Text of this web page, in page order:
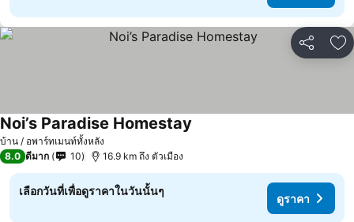
แชร์ เ
บ้าน / อพาร์ทเมนท์ทั้งหลัง
Noi’s Paradise Homestay
8.0 ดีมาก 10 16.9 km ถึง ตัวเมือง
เลือกวันที่เพื่อดูราคาในวันนั้นๆ
ดูราคา